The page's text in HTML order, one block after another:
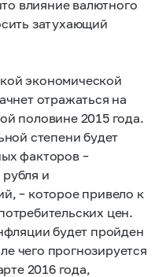
влияние валютного
затухающий
экономической
отражаться на
половине 2015 года.
степени будет
факторов –
и
– которое привело к
цен.
будет пройден
чего прогнозируется
2016 года,